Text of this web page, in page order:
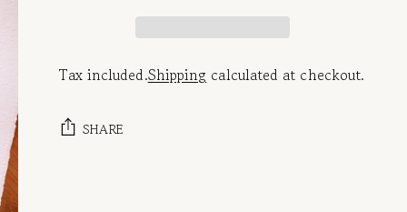
Tax included.Shipping calculated at checkout.
SHARE